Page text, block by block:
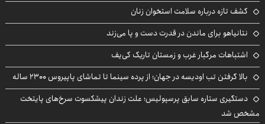
کشف تازه درباره سلامت استخوان زنان
نتانیاهو برای ماندن در قدرت دست و پا می‌زند
اشتباهات مرگبار غرب و زمستان تاریک کی‌یف
بالا گرفتن تب اودیسه در جهان؛ از پرده سینما تا تماشای پاپیروس ۲۳۰۰ ساله
دستگیری ستاره سابق پرسپولیس؛ علت زندان پیشکسوت سرخ‌های پایتخت
مشخص شد